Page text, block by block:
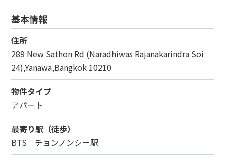
基本情報
住所
289 New Sathon Rd (Naradhiwas Rajanakarindra Soi
24),Yanawa,Bangkok 10210
物件タイプ
アパート
最寄り駅（徒歩）
BTS チョンノンシー駅